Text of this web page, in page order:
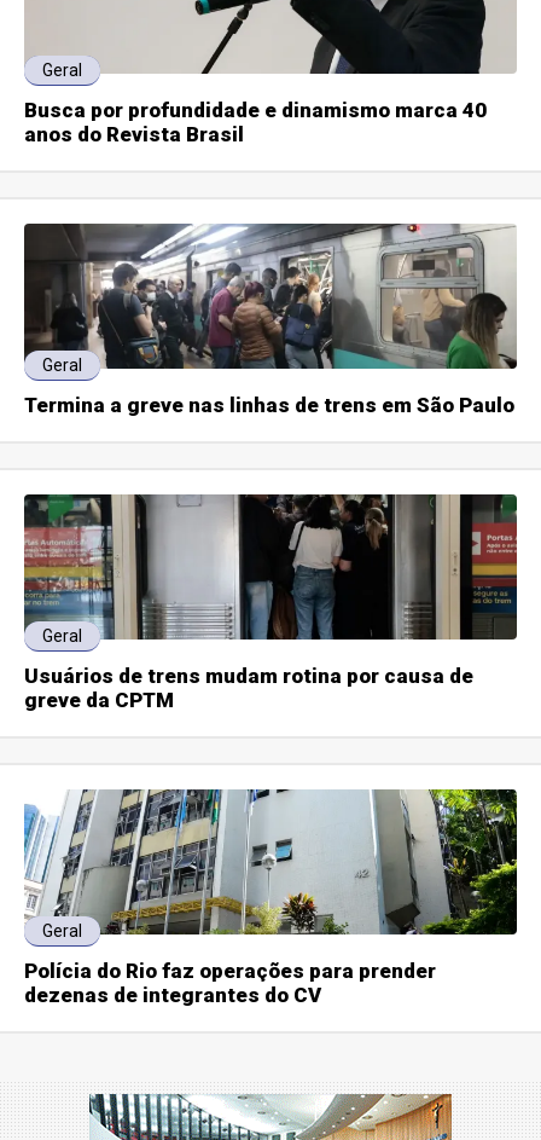
Geral
Busca por profundidade e dinamismo marca 40
anos do Revista Brasil
Geral
Termina a greve nas linhas de trens em São Paulo
Geral
Usuários de trens mudam rotina por causa de
greve da CPTM
Geral
Polícia do Rio faz operações para prender
dezenas de integrantes do CV